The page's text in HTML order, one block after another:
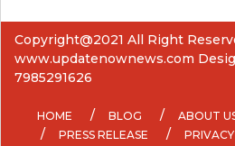
Copyright@2021 All Right
www.updatenownews.com
7985291626
HOME BLOG ABOUT
PRESS RELEASE